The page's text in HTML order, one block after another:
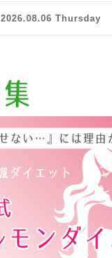
2026.08.06 Thursday